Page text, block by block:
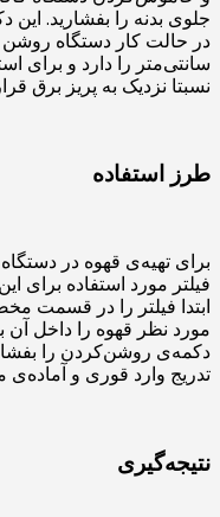
سانتی‌متر را دارد و برای
نسبتا نزدیک به پریز برق
طرز استفاده
برای تهیه‌ی قهوه در دستگاه
فیلتر مورد استفاده
ابتدا فیلتر را در قسمت
مورد نظر قهوه را داخل آن
دکمه‌ی روشن‌کردن را
تدریج وارد قوری و
نتیجه‌گیری